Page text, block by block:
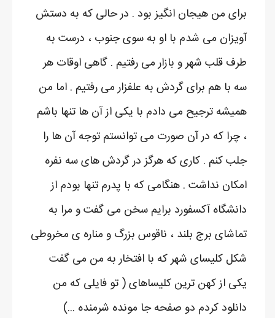
برای من هیجان انگیز بود . در حالی که به دستش
آویزان می شدم با او به سوی جنوب ، درست به
طرف قلب شهر و بازار می رفتیم . گاهی اوقات هر
سه با هم برای گردش به علفزار می رفتیم . اما من
همیشه ترجیح می دادم با یکی از آن ها تنها باشم
، چرا که در آن صورت می توانستم توجه آن ها را
جلب کنم . کاری که هرگز در گردش های سه نفره
امکان نداشت . هنگامی که با پدرم تنها بودم از
دانشگاه آکسفورد برایم سخن می گفت و مرا به
تماشای برج بلند ، ناقوس بزرگ و مناره ی مخروطی
شکل کلیسای شهر که با افتخار به من می گفت
یکی از کهن ترین کلیساهای ( تو فایلی که من
دانلود کردم دو صفحه جا مونده شرمنده ...)